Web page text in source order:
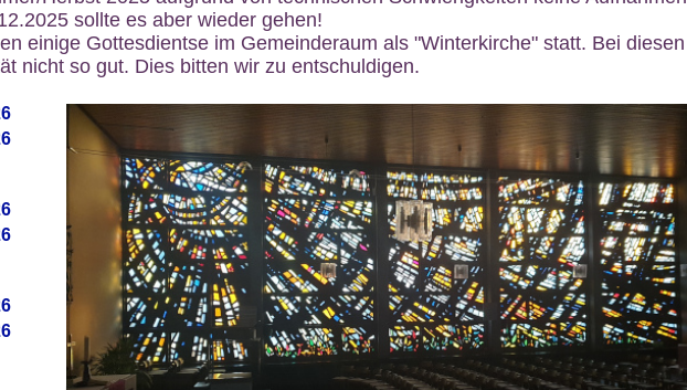
sollte es aber wieder gehen!
einige Gottesdientse im Gemeinderaum als "Winterkirche" statt. Bei diesen
nicht so gut. Dies bitten wir zu entschuldigen.